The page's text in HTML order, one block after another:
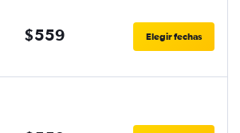
$559 Elegir fechas